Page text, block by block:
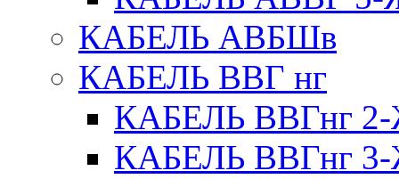
КАБЕЛЬ АВБШв
КАБЕЛЬ ВВГ нг
КАБЕЛЬ ВВГнг
КАБЕЛЬ ВВГнг